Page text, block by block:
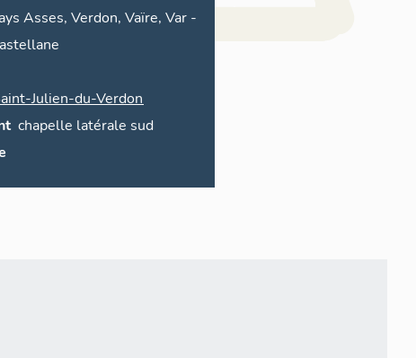
Asses, Verdon, Vaïre, Var-
Julien-du-Verdon
chapelle latérale sud